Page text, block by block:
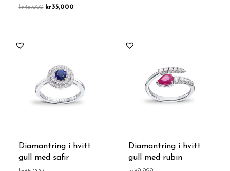
kr45,000 kr35,000
Diamantring i hvitt
gull med safir
Diamantring i hvitt
gull med rubin